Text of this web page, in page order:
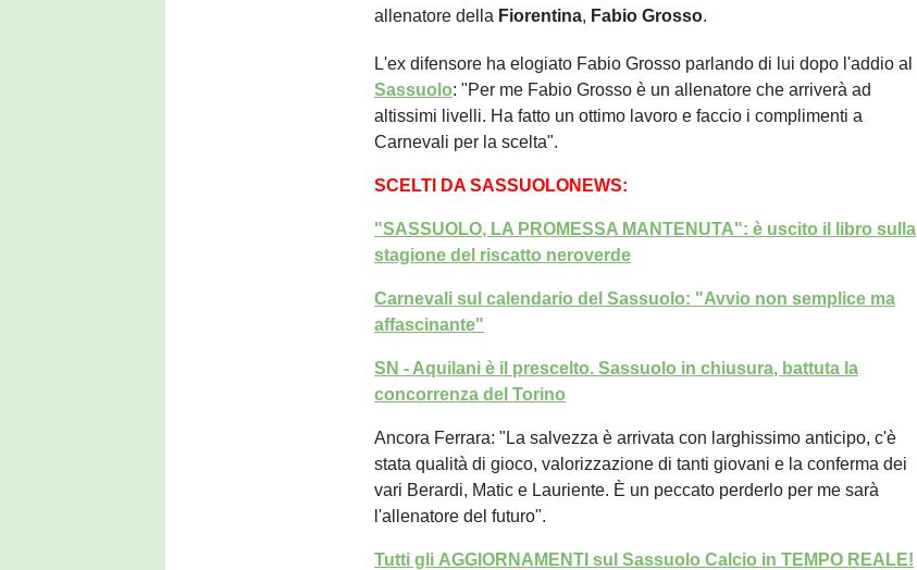
allenatore della Fiorentina, Fabio Grosso.
L'ex difensore ha elogiato Fabio Grosso parlando di lui dopo l'addio al
Sassuolo: "Per me Fabio Grosso è un allenatore che arriverà ad
altissimi livelli. Ha fatto un ottimo lavoro e faccio i complimenti a
Carnevali per la scelta".
SCELTI DA SASSUOLONEWS:
"SASSUOLO, LA PROMESSA MANTENUTA": è uscito il libro sulla
stagione del riscatto neroverde
Carnevali sul calendario del Sassuolo: "Avvio non semplice ma
affascinante"
SN - Aquilani è il prescelto. Sassuolo in chiusura, battuta la
concorrenza del Torino
Ancora Ferrara: "La salvezza è arrivata con larghissimo anticipo, c'è
stata qualità di gioco, valorizzazione di tanti giovani e la conferma dei
vari Berardi, Matic e Lauriente. È un peccato perderlo per me sarà
l'allenatore del futuro".
Tutti gli AGGIORNAMENTI sul Sassuolo Calcio in TEMPO REALE!